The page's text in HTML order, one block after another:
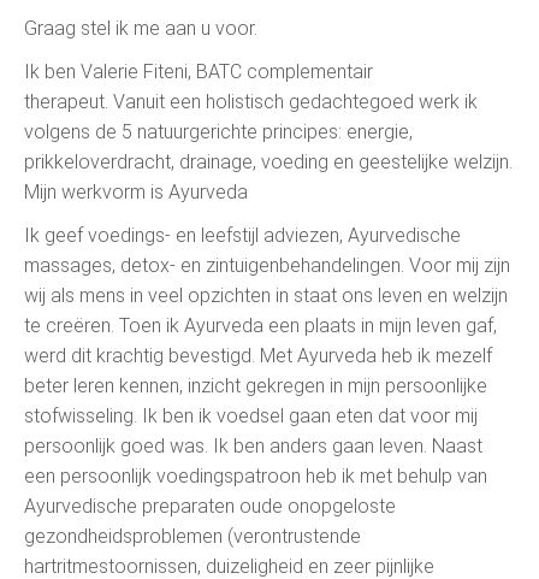
Graag stel ik me aan u voor.
Ik ben Valerie Fiteni, BATC complementair
therapeut. Vanuit een holistisch gedachtegoed werk ik
volgens de 5 natuurgerichte principes: energie,
prikkeloverdracht, drainage, voeding en geestelijke welzijn.
Mijn werkvorm is Ayurveda
Ik geef voedings- en leefstijl adviezen, Ayurvedische
massages, detox- en zintuigenbehandelingen. Voor mij zijn
wij als mens in veel opzichten in staat ons leven en welzijn
te creëren. Toen ik Ayurveda een plaats in mijn leven gaf,
werd dit krachtig bevestigd. Met Ayurveda heb ik mezelf
beter leren kennen, inzicht gekregen in mijn persoonlijke
stofwisseling. Ik ben ik voedsel gaan eten dat voor mij
persoonlijk goed was. Ik ben anders gaan leven. Naast
een persoonlijk voedingspatroon heb ik met behulp van
Ayurvedische preparaten oude onopgeloste
gezondheidsproblemen (verontrustende
hartritmestoornissen, duizeligheid en zeer pijnlijke